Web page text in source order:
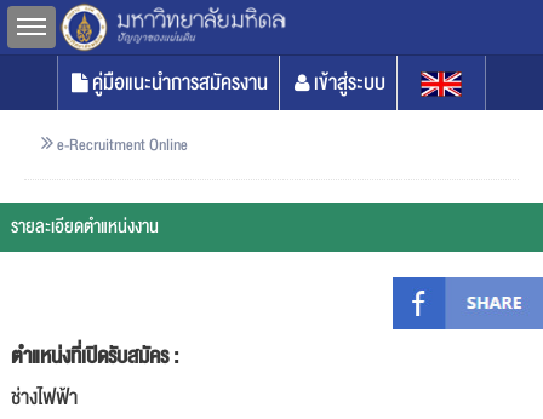
Toggle sidebar
คู่มือแนะนำการสมัครงาน
เข้าสู่ระบบ
e-Recruitment Online
รายละเอียดตำแหน่งงาน
ตำแหน่งที่เปิดรับสมัคร :
ช่างไฟฟ้า